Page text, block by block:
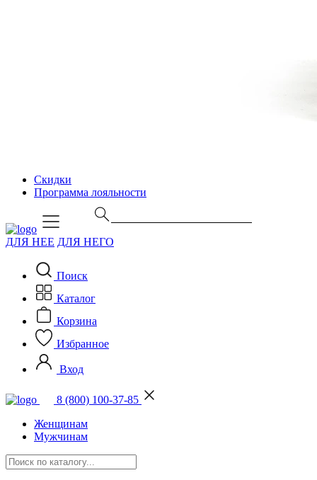
Скидки
Программа лояльности
ДЛЯ НЕЕ ДЛЯ НЕГО
Поиск
Каталог
Корзина
Избранное
Вход
8 (800) 100-37-85
Женщинам
Мужчинам